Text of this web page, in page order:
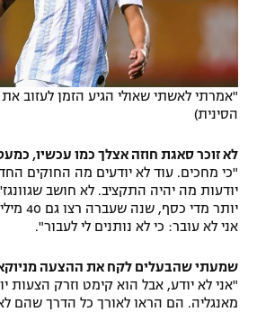
"אמרתי לאשתי שאולי הגיע הזמן לעזוב את
הסינית)
לא זוכר סאגת חוזה אצלך כמו עכשיו,
"כי מחכים. עוד לא יודעים מה החוקים
יודעות מה יהיה התקציב. לא חושב
יותר
אני לא עובר: כי לא נותנים לי לעבור".
שמעתי שהבעלים לקח את ההצעה
"אני לא יודע, אבל הוא קימט וזרק הצעות
מאנגליה. הם הראו לאורך כל הדרך שהם לא